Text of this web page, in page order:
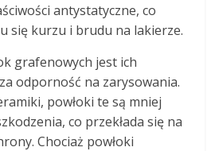
antystatyczne, co
się kurzu i brudu na lakierze.
grafenowych jest ich
odporność na zarysowania.
powłoki te są mniej
co przekłada się na
Chociaż powłoki